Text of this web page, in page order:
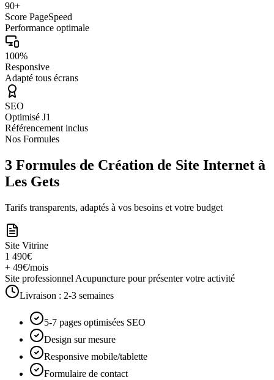
90+
Score PageSpeed
Performance optimale
100%
Responsive
Adapté tous écrans
SEO
Optimisé J1
Référencement inclus
Nos Formules
3 Formules de Création de Site Internet à
Les Gets
Tarifs transparents, adaptés à vos besoins et votre budget
Site Vitrine
1 490€
+ 49€/mois
Site professionnel Acupuncture pour présenter votre activité
Livraison : 2-3 semaines
5-7 pages optimisées SEO
Design sur mesure
Responsive mobile/tablette
Formulaire de contact